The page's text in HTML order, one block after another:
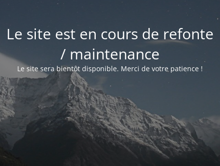
Le site est en cours de refonte
/ maintenance
Le site sera bientôt disponible. Merci de votre patience !